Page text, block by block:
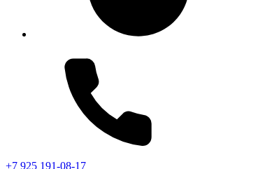
+7 925 191-08-17